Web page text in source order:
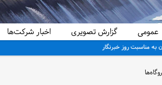
عمومی گزارش تصویری اخبار شرکت‌ها
دانش سازمان